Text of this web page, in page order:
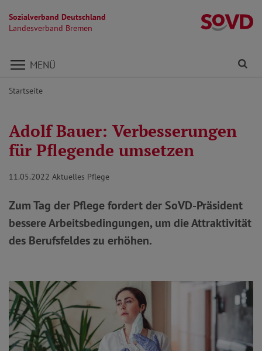
Sozialverband Deutschland
Landesverband Bremen
Direkt zu den Inhalten springen
MENÜ
Startseite
Adolf Bauer: Verbesserungen
für Pflegende umsetzen
11.05.2022 Aktuelles Pflege
Zum Tag der Pflege fordert der SoVD-Präsident
bessere Arbeitsbedingungen, um die Attraktivität
des Berufsfeldes zu erhöhen.